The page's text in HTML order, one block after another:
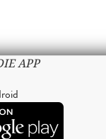
APP